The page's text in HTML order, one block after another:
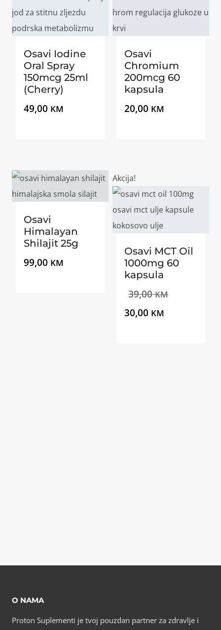
Osavi Iodine
Oral Spray
150mcg 25ml
(Cherry)
49,00 KM
Osavi
Chromium
200mcg 60
kapsula
20,00 KM
Osavi
Himalayan
Shilajit 25g
99,00 KM
Akcija!
Osavi MCT Oil
1000mg 60
kapsula
39,00KMIzvorna
30,00 KM
O NAMA
Proton Suplementi je tvoj pouzdan partner za zdravlje i